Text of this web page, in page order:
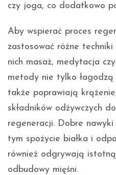
czy joga, co dodatkowo
Aby wspierać proces
zastosować różne
nich masaż, medytacja
metody nie tylko łagodzą
także poprawiają
składników odżywczych
regeneracji. Dobre
tym spożycie białka i
również odgrywają
odbudowy mięśni.